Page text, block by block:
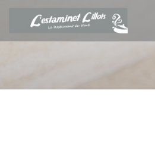
クッキー利用の管理について